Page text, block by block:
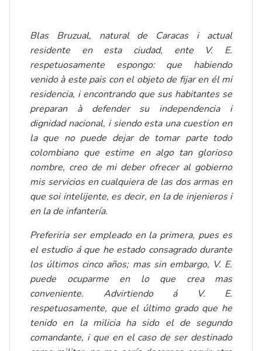
Blas Bruzual, natural de Caracas i actual
residente en esta ciudad, ente V. E.
respetuosamente espongo: que habiendo
venido à este pais con el objeto de fijar en él mi
residencia, i encontrando que sus habitantes se
preparan à defender su independencia i
dignidad nacional, i siendo esta una cuestion en
la que no puede dejar de tomar parte todo
colombiano que estime en algo tan glorioso
nombre, creo de mi deber ofrecer al gobierno
mis servicios en cualquiera de las dos armas en
que soi intelijente, es decir, en la de injenieros i
en la de infantería.
Preferiria ser empleado en la primera, pues es
el estudio á que he estado consagrado durante
los últimos cinco años; mas sin embargo, V. E.
puede ocuparme en lo que crea mas
conveniente. Advirtiendo á V. E.
respetuosamente, que el último grado que he
tenido en la milicia ha sido el de segundo
comandante, i que en el caso de ser destinado